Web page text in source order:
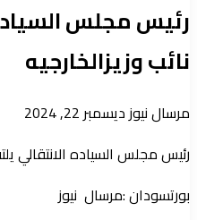
رئيس مجلس
نائب وزيزالخارجيه
مرسال نيوزأرسل
إلكترونيا
ديسمبر 22, 2024
رئيس مجلس السياده الانتقالي
بورتسودان :مرسال نيوز